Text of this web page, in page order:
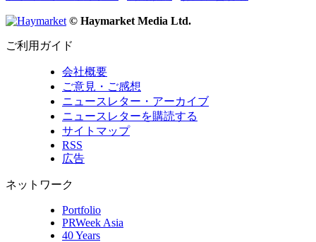
© Haymarket Media Ltd.
ご利用ガイド
会社概要
ご意見・ご感想
ニュースレター・アーカイブ
ニュースレターを購読する
サイトマップ
RSS
広告
ネットワーク
Portfolio
PRWeek Asia
40 Years